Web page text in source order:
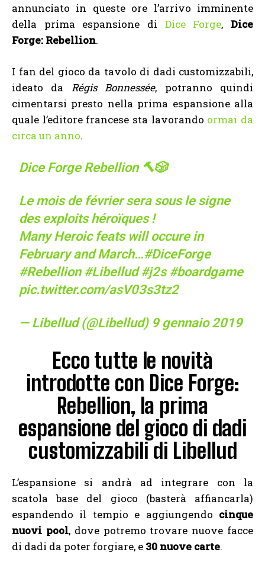
annunciato in queste ore l’arrivo imminente
della prima espansione di Dice Forge,Dice
Forge: Rebellion.
I fan del gioco da tavolo di dadi customizzabili,
ideato da Régis Bonnessée, potranno quindi
cimentarsi presto nella prima espansione alla
quale l’editore francese sta lavorando ormai da
circa un anno.
Dice Forge Rebellion 🔨🎲
Le mois de février sera sous le signe
des exploits héroïques !
Many Heroic feats will occure in
February and March…#DiceForge
#Rebellion #Libellud #j2s #boardgame
pic.twitter.com/asV03s3tz2
— Libellud (@Libellud) 9 gennaio 2019
Ecco tutte le novità
introdotte con Dice Forge:
Rebellion, la prima
espansione del gioco di dadi
customizzabili di Libellud
L’espansione si andrà ad integrare con la
scatola base del gioco (basterà affiancarla)
espandendo il tempio e aggiungendo cinque
nuovi pool, dove potremo trovare nuove facce
di dadi da poter forgiare, e 30 nuove carte.